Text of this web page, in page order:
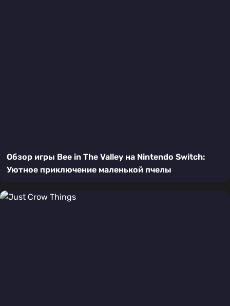
Обзор игры Bee in The Valley на Nintendo Switch:
Уютное приключение маленькой пчелы